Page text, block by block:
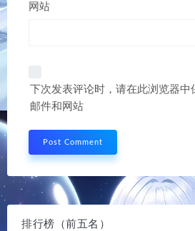
网站
下次发表评论时，请在此浏览器
邮件和网站
排行榜（前五名）